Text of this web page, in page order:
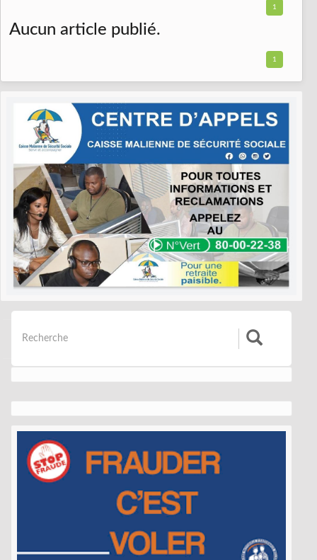
1
Aucun article publié.
1